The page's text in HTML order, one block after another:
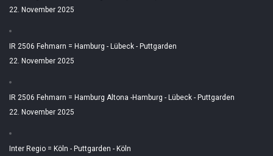
22. November 2025
IR 2506 Fehmarn = Hamburg - Lübeck - Puttgarden
22. November 2025
IR 2506 Fehmarn = Hamburg Altona -Hamburg - Lübeck - Puttgarden
22. November 2025
Inter Regio = Köln - Puttgarden - Köln